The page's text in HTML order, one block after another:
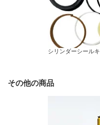
シリンダーシール
その他の商品